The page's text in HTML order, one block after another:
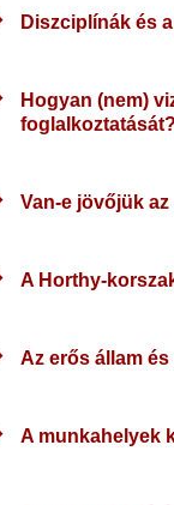
Diszciplínák és
Hogyan (nem)
Van-e jövőjük
A Horthy-
Az erős állam
A munkahelyek